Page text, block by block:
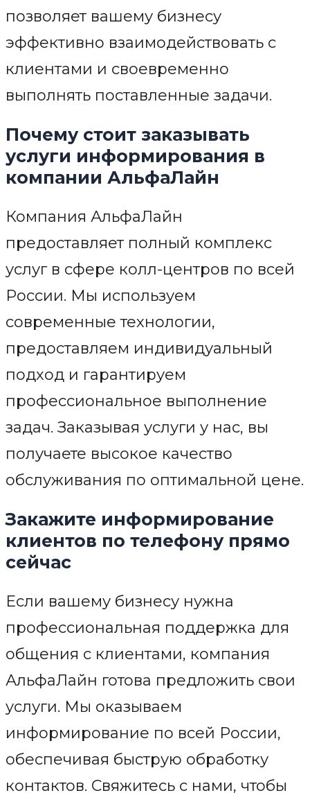
позволяет вашему бизнесу
эффективно взаимодействовать с
клиентами и своевременно
выполнять поставленные задачи.
Почему стоит заказывать
услуги информирования в
компании АльфаЛайн
Компания АльфаЛайн
предоставляет полный комплекс
услуг в сфере колл-центров по всей
России. Мы используем
современные технологии,
предоставляем индивидуальный
подход и гарантируем
профессиональное выполнение
задач. Заказывая услуги у нас, вы
получаете высокое качество
обслуживания по оптимальной цене.
Закажите информирование
клиентов по телефону прямо
сейчас
Если вашему бизнесу нужна
профессиональная поддержка для
общения с клиентами, компания
АльфаЛайн готова предложить свои
услуги. Мы оказываем
информирование по всей России,
обеспечивая быструю обработку
контактов. Свяжитесь с нами, чтобы